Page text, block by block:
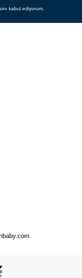
kabul ediyorum.